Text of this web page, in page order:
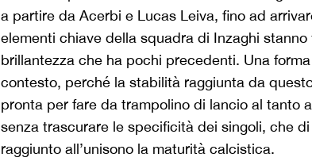
a partire da Acerbi e Lucas Leiva, fino ad
elementi chiave della squadra di Inzaghi
brillantezza che ha pochi precedenti. Una
contesto, perché la stabilità raggiunta da
pronta per fare da trampolino di lancio al tanto
senza trascurare le specificità dei singoli, che
raggiunto all’unisono la maturità calcistica.